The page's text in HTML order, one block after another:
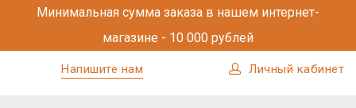
Минимальная сумма заказа в нашем интернет-
магазине - 10 000 рублей
Напишите нам Личный кабинет